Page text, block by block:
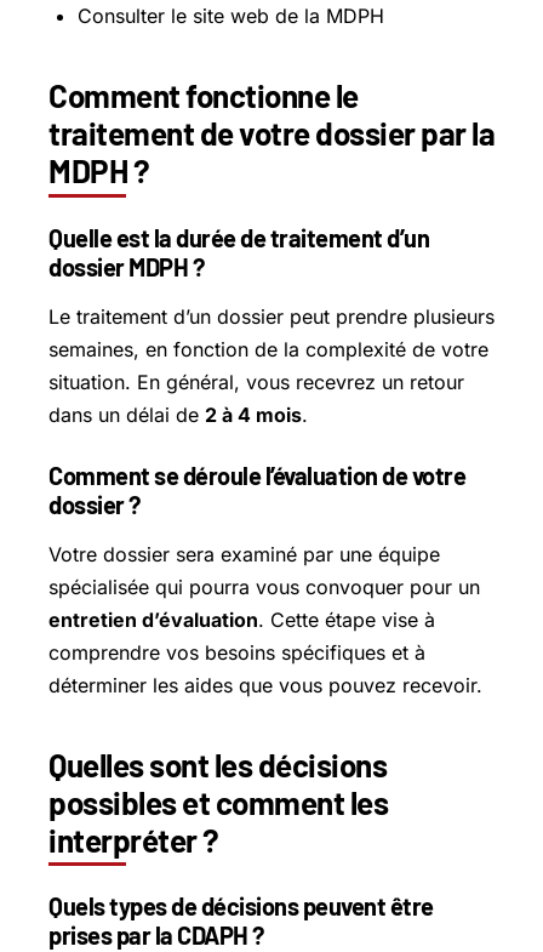
Consulter le site web de la MDPH
Comment fonctionne le
traitement de votre dossier par la
MDPH ?
Quelle est la durée de traitement d’un
dossier MDPH ?
Le traitement d’un dossier peut prendre plusieurs
semaines, en fonction de la complexité de votre
situation. En général, vous recevrez un retour
dans un délai de 2 à 4 mois.
Comment se déroule l’évaluation de votre
dossier ?
Votre dossier sera examiné par une équipe
spécialisée qui pourra vous convoquer pour un
entretien d’évaluation. Cette étape vise à
comprendre vos besoins spécifiques et à
déterminer les aides que vous pouvez recevoir.
Quelles sont les décisions
possibles et comment les
interpréter ?
Quels types de décisions peuvent être
prises par la CDAPH ?